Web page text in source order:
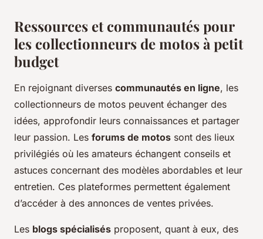
Ressources et communautés pour
les collectionneurs de motos à petit
budget
En rejoignant diverses communautés en ligne, les
collectionneurs de motos peuvent échanger des
idées, approfondir leurs connaissances et partager
leur passion. Les forums de motos sont des lieux
privilégiés où les amateurs échangent conseils et
astuces concernant des modèles abordables et leur
entretien. Ces plateformes permettent également
d’accéder à des annonces de ventes privées.
Les blogs spécialisés proposent, quant à eux, des